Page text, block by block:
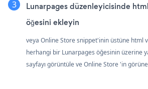
Lunarpages düzenleyicisinde
öğesini ekleyin
veya Online Store snippet'inin üstüne html
herhangi bir Lunarpages öğesinin üzerine
sayfayı görüntüle ve Online Store 'in